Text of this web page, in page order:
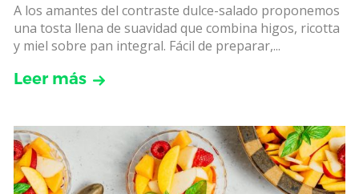
A los amantes del contraste dulce-salado proponemos
una tosta llena de suavidad que combina higos, ricotta
y miel sobre pan integral. Fácil de preparar,...
Leer más